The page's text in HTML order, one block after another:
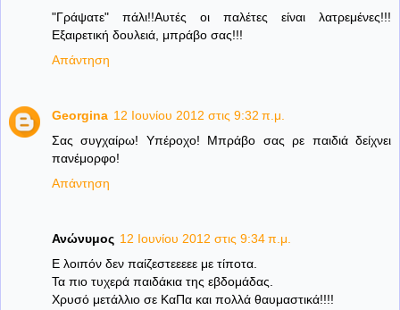
"Γράψατε" πάλι!!Αυτές οι παλέτες είναι λατρεμένες!!!
Εξαιρετική δουλειά, μπράβο σας!!!
Απάντηση
Georgina 12 Ιουνίου 2012 στις 9:32 π.μ.
Σας συγχαίρω! Υπέροχο! Μπράβο σας ρε παιδιά δείχνει
πανέμορφο!
Απάντηση
Ανώνυμος 12 Ιουνίου 2012 στις 9:34 π.μ.
Ε λοιπόν δεν παίζεστεεεεε με τίποτα.
Τα πιο τυχερά παιδάκια της εβδομάδας.
Χρυσό μετάλλιο σε ΚαΠα και πολλά θαυμαστικά!!!!